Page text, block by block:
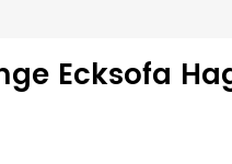
Ecksofa